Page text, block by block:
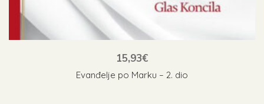
Evanđelje po Marku – 2. dio
15,93€